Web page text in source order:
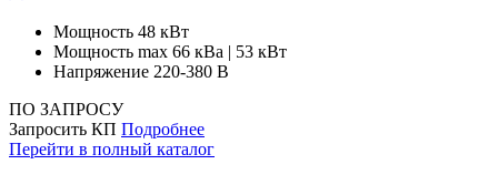
Мощность 48 кВт
Мощность max 66 кВа | 53 кВт
Напряжение 220-380 В
ПО ЗАПРОСУ
Запросить КП Подробнее
Перейти в полный каталог